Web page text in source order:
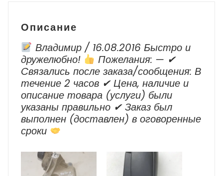
Описание
Владимир / 16.08.2016 Быстро и
дружелюбно!
Пожелания: — ✔
Cвязались после заказа/сообщения: В
течение 2 часов ✔ Цена, наличие и
описание товара (услуги) были
указаны правильно ✔ Заказ был
выполнен (доставлен) в оговоренные
сроки